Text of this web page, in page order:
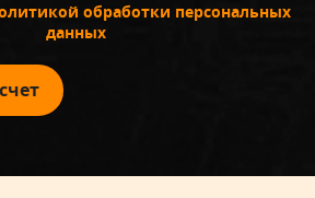
обработки персональных
данных